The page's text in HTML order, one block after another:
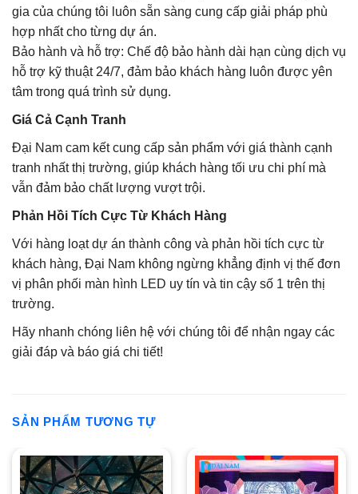
gia của chúng tôi luôn sẵn sàng cung cấp giải pháp phù
hợp nhất cho từng dự án.
Bảo hành và hỗ trợ: Chế độ bảo hành dài hạn cùng dịch vụ
hỗ trợ kỹ thuật 24/7, đảm bảo khách hàng luôn được yên
tâm trong quá trình sử dụng.
Giá Cả Cạnh Tranh
Đại Nam cam kết cung cấp sản phẩm với giá thành cạnh
tranh nhất thị trường, giúp khách hàng tối ưu chi phí mà
vẫn đảm bảo chất lượng vượt trội.
Phản Hồi Tích Cực Từ Khách Hàng
Với hàng loạt dự án thành công và phản hồi tích cực từ
khách hàng, Đại Nam không ngừng khẳng định vị thế đơn
vị phân phối màn hình LED uy tín và tin cậy số 1 trên thị
trường.
Hãy nhanh chóng liên hệ với chúng tôi để nhận ngay các
giải đáp và báo giá chi tiết!
SẢN PHẨM TƯƠNG TỰ